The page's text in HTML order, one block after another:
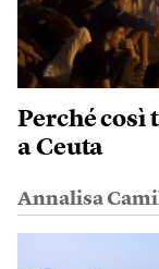
Perché così
a Ceuta
Annalisa